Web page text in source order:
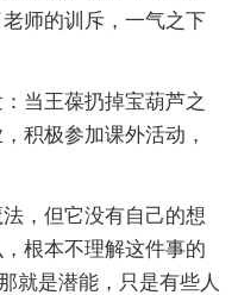
师的训斥，一气之下
当王葆扔掉宝葫芦之
积极参加课外活动，
，但它没有自己的想
根本不理解这件事的
就是潜能，只是有些人